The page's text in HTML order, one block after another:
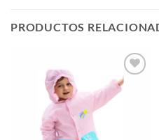
PRODUCTOS
Añadir